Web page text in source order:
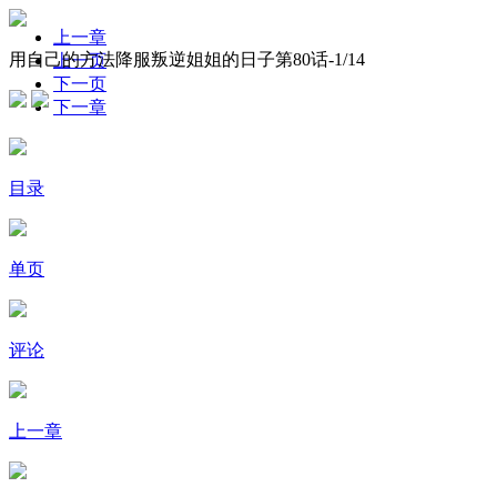
用自己的方法降服叛逆姐姐的日子第80话-1/14
上一章
上一页
下一页
下一章
目录
单页
评论
上一章